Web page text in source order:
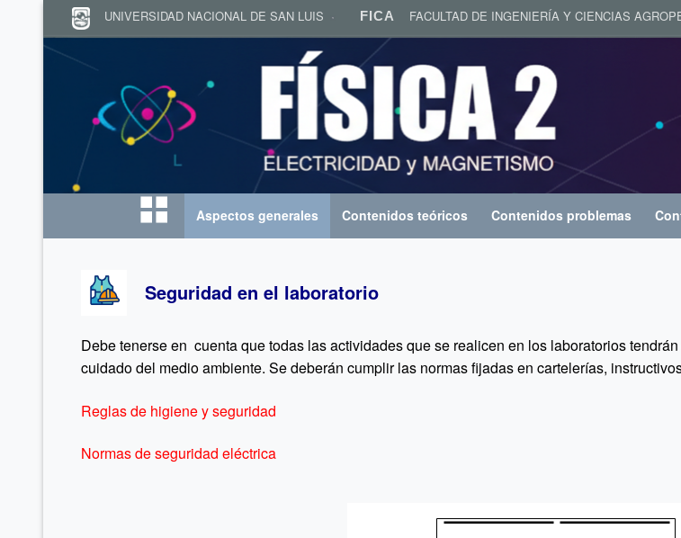
UNIVERSIDAD NACIONAL DE SAN LUIS FICA FACULTAD DE INGENIERÍA Y CIENCIAS
Inicio
Aspectos generales Contenidos teóricos Contenidos problemas
Seguridad en el laboratorio
Debe tenerse en cuenta que todas las actividades que se realicen en los laboratorios
cuidado del medio ambiente. Se deberán cumplir las normas fijadas en cartelerías,
Reglas de higiene y seguridad
Normas de seguridad eléctrica